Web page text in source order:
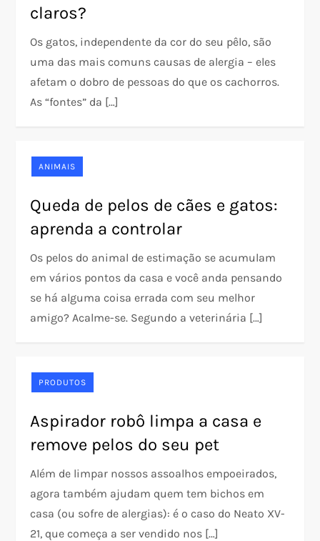
claros?
Os gatos, independente da cor do seu pêlo, são
uma das mais comuns causas de alergia – eles
afetam o dobro de pessoas do que os cachorros.
As “fontes” da […]
ANIMAIS
Queda de pelos de cães e gatos:
aprenda a controlar
Os pelos do animal de estimação se acumulam
em vários pontos da casa e você anda pensando
se há alguma coisa errada com seu melhor
amigo? Acalme-se. Segundo a veterinária […]
PRODUTOS
Aspirador robô limpa a casa e
remove pelos do seu pet
Além de limpar nossos assoalhos empoeirados,
agora também ajudam quem tem bichos em
casa (ou sofre de alergias): é o caso do Neato XV-
21, que começa a ser vendido nos […]